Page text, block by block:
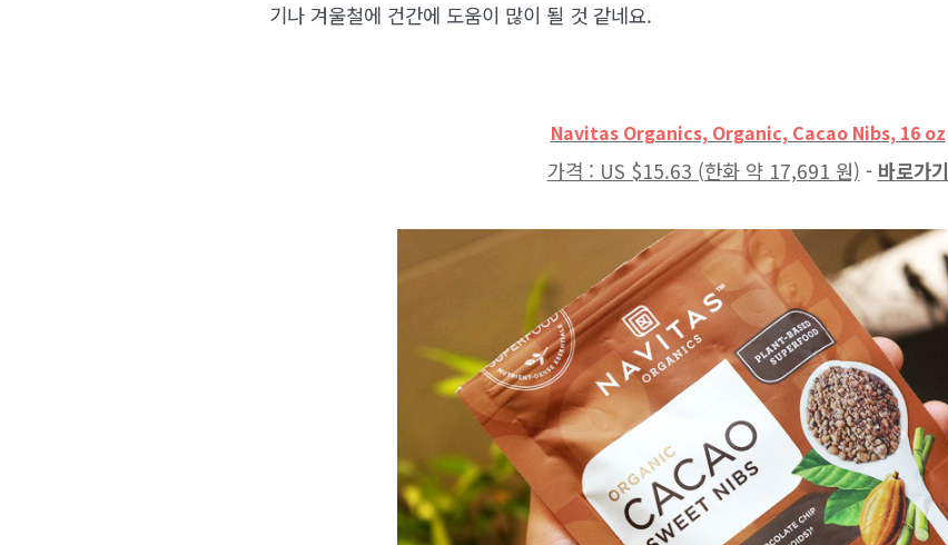
기나 겨울철에 건간에 도움이 많이 될 것 같네요.
Navitas Organics, Organic, Cacao Nibs, 16 oz
가격 : US $15.63 (한화 약 17,691 원) - 바로가기